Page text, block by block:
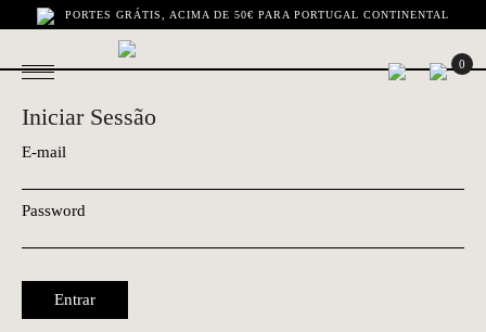
PORTES GRÁTIS, ACIMA DE 50€ PARA PORTUGAL CONTINENTAL
0
Iniciar Sessão
E-mail
Password
Entrar